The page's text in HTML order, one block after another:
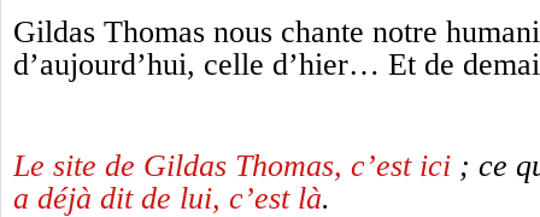
Gildas Thomas nous chante notre
d’aujourd’hui, celle d’hier… Et de
Le site de Gildas Thomas, c’est ici ; ce
a déjà dit de lui, c’est là.